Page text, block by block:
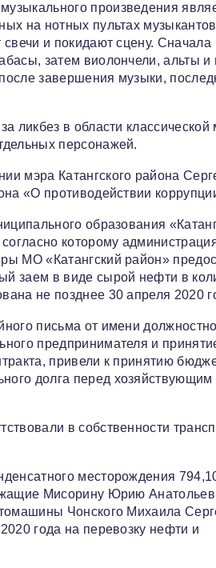
произведения
на нотных пультах
и покидают сцену. Сначала
затем виолончели, альты и
завершения музыки,
ликбез в области классической
персонажей.
мэра Катангского района
«О противодействии
образования
которому
МО «Катангский район»
заем в виде сырой нефти в
не позднее 30 апреля 2020
письма от имени
предпринимателя и
привели к принятию
долга перед хозяйствующим
в собственности
месторождения
Мисорину Юрию
Чонского Михаила
года на перевозку нефти и